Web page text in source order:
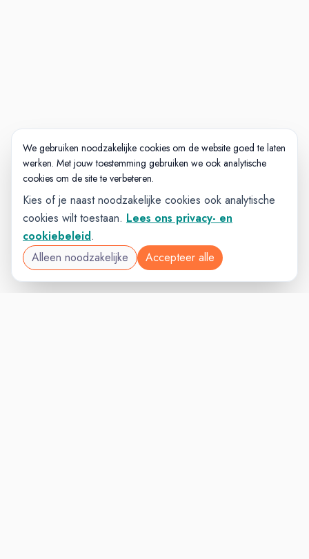
We gebruiken noodzakelijke cookies om de website goed te laten
werken. Met jouw toestemming gebruiken we ook analytische
cookies om de site te verbeteren.
Kies of je naast noodzakelijke cookies ook analytische
cookies wilt toestaan. Lees ons privacy- en
cookiebeleid.
Alleen noodzakelijke
Accepteer alle